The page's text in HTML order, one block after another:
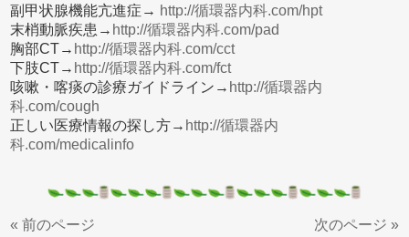
副甲状腺機能亢進症→ http://循環器内科.com/hpt
末梢動脈疾患→ http://循環器内科.com/pad
胸部CT→ http://循環器内科.com/cct
下肢CT→ http://循環器内科.com/fct
咳嗽・喀痰の診療ガイドライン→ http://循環器内
科.com/cough
正しい医療情報の探し方→ http://循環器内
科.com/medicalinfo
« 前のページ 次のページ »